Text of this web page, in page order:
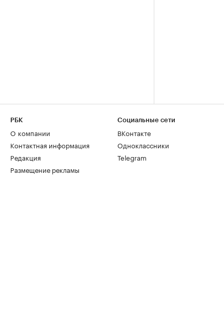
РБК
О компании
Контактная информация
Редакция
Размещение рекламы
Социальные сети
ВКонтакте
Одноклассники
Telegram